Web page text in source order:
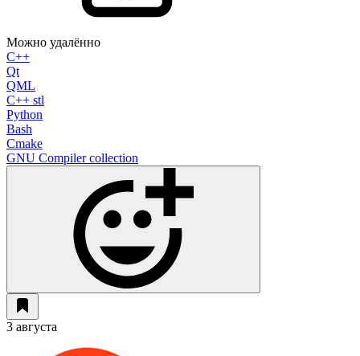
Можно удалённо
C++
Qt
QML
C++ stl
Python
Bash
Cmake
GNU Compiler collection
3 августа